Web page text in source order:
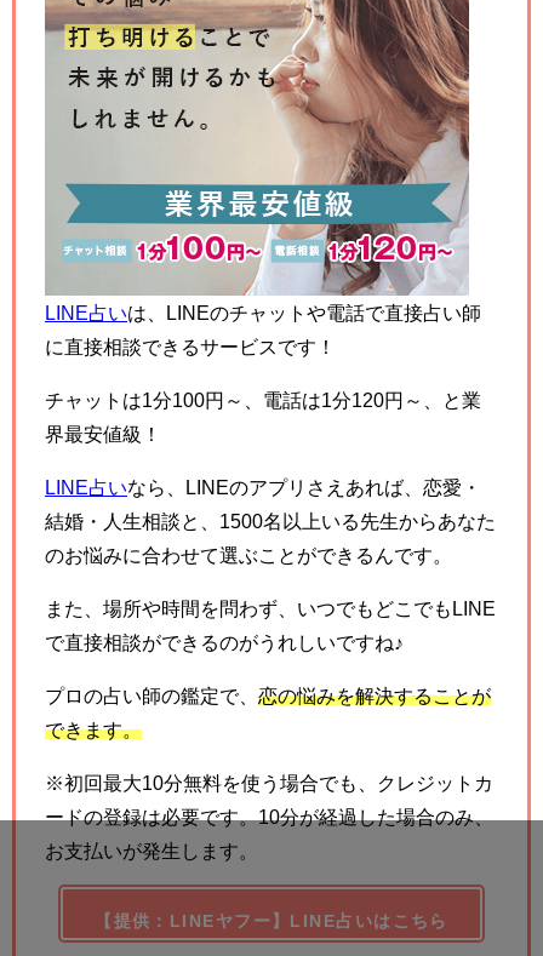
LINE占いは、LINEのチャットや電話で直接占い師
に直接相談できるサービスです！
チャットは1分100円～、電話は1分120円～、と業
界最安値級！
LINE占いなら、LINEのアプリさえあれば、恋愛・
結婚・人生相談と、1500名以上いる先生からあなた
のお悩みに合わせて選ぶことができるんです。
また、場所や時間を問わず、いつでもどこでもLINE
で直接相談ができるのがうれしいですね♪
プロの占い師の鑑定で、 恋の悩みを解決することが
できます。
※初回最大10分無料を使う場合でも、クレジットカ
ードの登録は必要です。10分が経過した場合のみ、
お支払いが発生します。
【提供：LINEヤフー】LINE占いはこちら